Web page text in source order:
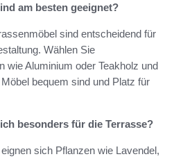
am besten geeignet?
sind entscheidend für
Wählen Sie
wie Aluminium oder Teakholz und
bequem sind und Platz für
besonders für die Terrasse?
sich Pflanzen wie Lavendel,